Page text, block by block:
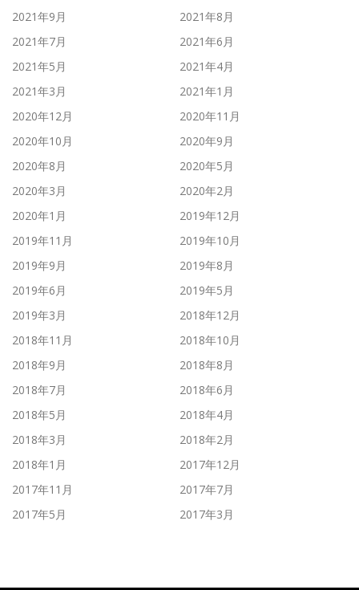
2021年9月
2021年8月
2021年7月
2021年6月
2021年5月
2021年4月
2021年3月
2021年1月
2020年12月
2020年11月
2020年10月
2020年9月
2020年8月
2020年5月
2020年3月
2020年2月
2020年1月
2019年12月
2019年11月
2019年10月
2019年9月
2019年8月
2019年6月
2019年5月
2019年3月
2018年12月
2018年11月
2018年10月
2018年9月
2018年8月
2018年7月
2018年6月
2018年5月
2018年4月
2018年3月
2018年2月
2018年1月
2017年12月
2017年11月
2017年7月
2017年5月
2017年3月